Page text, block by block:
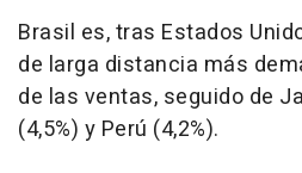
Brasil es, tras Estados
de larga distancia más
de las ventas, seguido de
(4,5%) y Perú (4,2%).